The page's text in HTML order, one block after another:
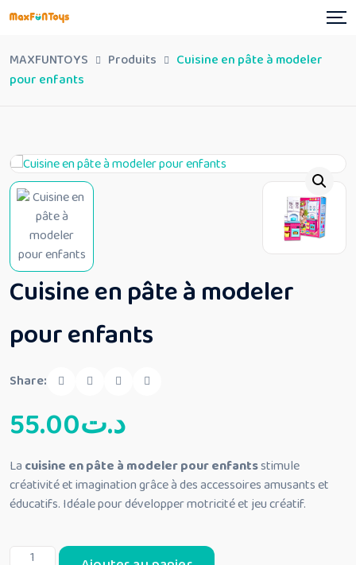
Skip
to
MAXFUNTOYS Produits
Cuisine en pâte à modeler
pour enfants
Cuisine en pâte à modeler
pour enfants
Share:
د.ت55.00
La cuisine en pâte à modeler pour enfantsstimule
créativité et imagination grâce à des accessoires amusants et
éducatifs. Idéale pour développer motricité et jeu créatif.
quantité